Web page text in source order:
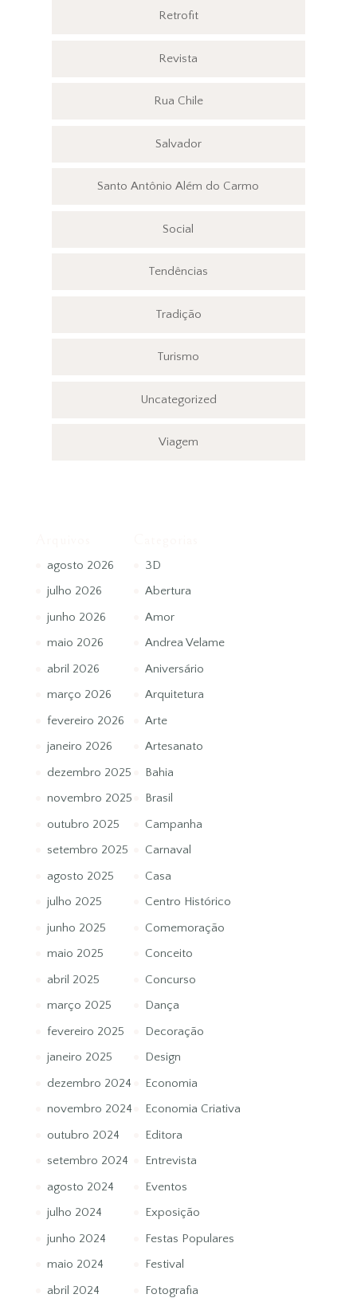
Retrofit
Revista
Rua Chile
Salvador
Santo Antônio Além do Carmo
Social
Tendências
Tradição
Turismo
Uncategorized
Viagem
agosto 2026
julho 2026
junho 2026
maio 2026
abril 2026
março 2026
fevereiro 2026
janeiro 2026
dezembro 2025
novembro 2025
outubro 2025
setembro 2025
agosto 2025
julho 2025
junho 2025
maio 2025
abril 2025
março 2025
fevereiro 2025
janeiro 2025
dezembro 2024
novembro 2024
outubro 2024
setembro 2024
agosto 2024
julho 2024
junho 2024
maio 2024
abril 2024
3D
Abertura
Amor
Andrea Velame
Aniversário
Arquitetura
Arte
Artesanato
Bahia
Brasil
Campanha
Carnaval
Casa
Centro Histórico
Comemoração
Conceito
Concurso
Dança
Decoração
Design
Economia
Economia Criativa
Editora
Entrevista
Eventos
Exposição
Festas Populares
Festival
Fotografia